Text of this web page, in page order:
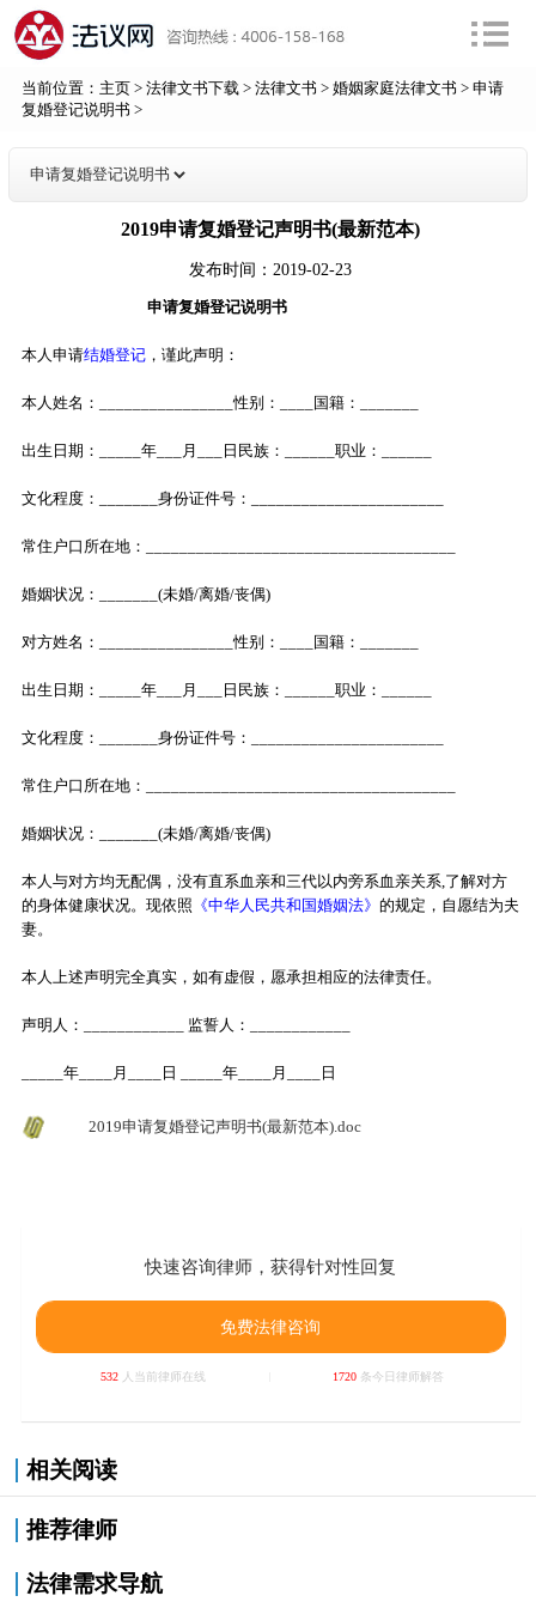
当前位置： 主页> 法律文书下载> 法律文书 > 婚姻家庭法律文书 > 申请
复婚登记说明书 >
2019申请复婚登记声明书(最新范本)
发布时间：2019-02-23
申请复婚登记说明书
本人申请结婚登记，谨此声明：
本人姓名：________________性别：____国籍：_______
出生日期：_____年___月___日民族：______职业：______
文化程度：_______身份证件号：_______________________
常住户口所在地：_____________________________________
婚姻状况：_______(未婚/离婚/丧偶)
对方姓名：________________性别：____国籍：_______
出生日期：_____年___月___日民族：______职业：______
文化程度：_______身份证件号：_______________________
常住户口所在地：_____________________________________
婚姻状况：_______(未婚/离婚/丧偶)
本人与对方均无配偶，没有直系血亲和三代以内旁系血亲关系,了解对方
的身体健康状况。现依照 《中华人民共和国婚姻法》 的规定，自愿结为夫
妻。
本人上述声明完全真实，如有虚假，愿承担相应的法律责任。
声明人：____________ 监誓人：____________
_____年____月____日 _____年____月____日
2019申请复婚登记声明书(最新范本).doc
快速咨询律师，获得针对性回复
免费法律咨询
532 人当前律师在线 1720条今日律师解答
相关阅读
推荐律师
法律需求导航